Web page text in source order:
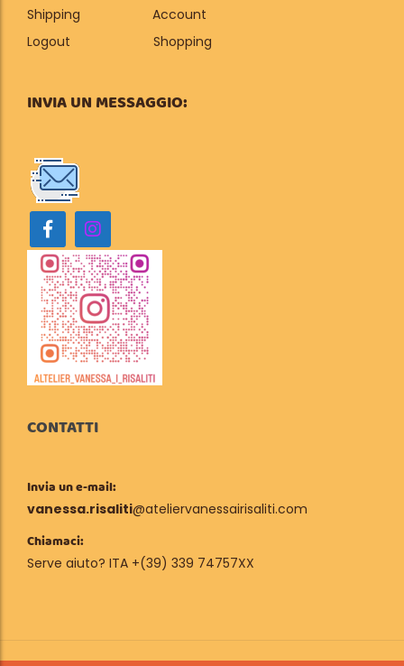
Shipping
Account
Logout
Shopping
INVIA UN MESSAGGIO:
CONTATTI
Invia un e-mail:
vanessa.risaliti@ateliervanessairisaliti.com
Chiamaci:
Serve aiuto? ITA +(39) 339 74757XX